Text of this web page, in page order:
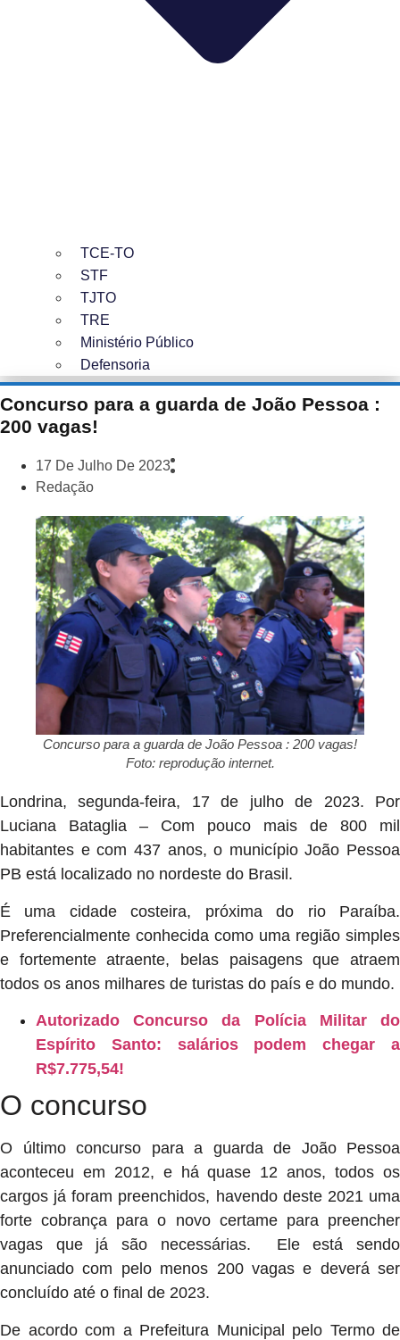
TCE-TO
STF
TJTO
TRE
Ministério Público
Defensoria
Concurso para a guarda de João Pessoa :
200 vagas!
17 De Julho De 2023
Redação
Concurso para a guarda de João Pessoa : 200 vagas!
Foto: reprodução internet.
Londrina, segunda-feira, 17 de julho de 2023. Por
Luciana Bataglia – Com pouco mais de 800 mil
habitantes e com 437 anos, o município João Pessoa
PB está localizado no nordeste do Brasil.
É uma cidade costeira, próxima do rio Paraíba.
Preferencialmente conhecida como uma região simples
e fortemente atraente, belas paisagens que atraem
todos os anos milhares de turistas do país e do mundo.
Autorizado Concurso da Polícia Militar do
Espírito Santo: salários podem chegar a
R$7.775,54!
O concurso
O último concurso para a guarda de João Pessoa
aconteceu em 2012, e há quase 12 anos, todos os
cargos já foram preenchidos, havendo deste 2021 uma
forte cobrança para o novo certame para preencher
vagas que já são necessárias. Ele está sendo
anunciado com pelo menos 200 vagas e deverá ser
concluído até o final de 2023.
De acordo com a Prefeitura Municipal pelo Termo de